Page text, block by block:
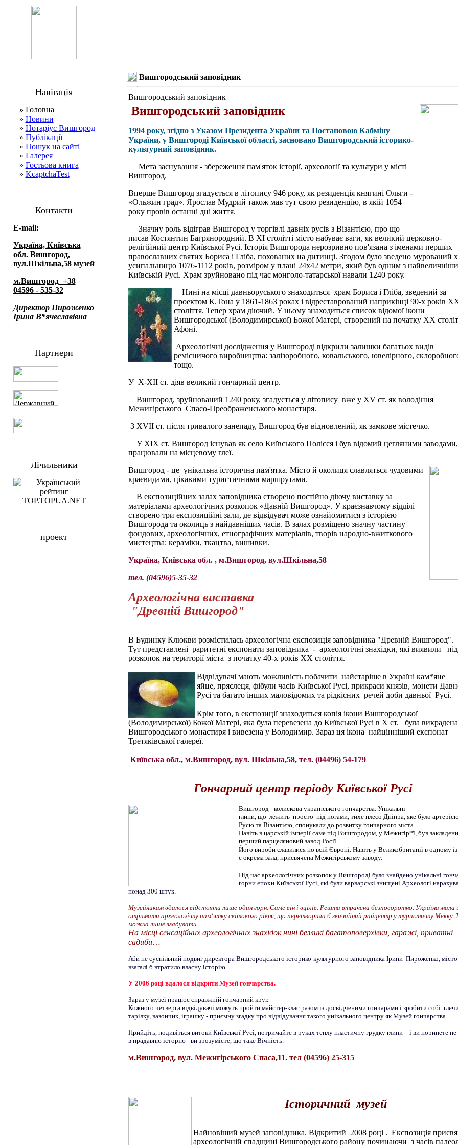
Навігація
» Головна
» Новини
» Нотаріус Вишгород
» Публікації
» Пошук на сайті
» Галерея
» Гостьова книга
» KcaptchaTest
Контакти
E-mail:
Україна, Київська
обл. Вишгород,
вул.Шкільна,58 музей
м.Вишгород +38
04596 - 535-32
Директор Пироженко
Ірина В*ячеславівна
Партнери
Лічильники
проект
Вишгородський заповідник
Вишгородський заповідник
Вишгородський заповідник
1994 року, згідно з Указом Президента України та Постановою Кабміну
України, у Вишгороді Київської області, засновано Вишгородський історико-
культурний заповідник.
Мета заснування - збереження пам'яток історії, археології та культури у місті
Вишгород.
Вперше Вишгород згадується в літопису 946 року, як резиденція княгині Ольги -
«Ольжин град». Ярослав Мудрий також мав тут свою резиденцію, в якій 1054
року провів останні дні життя.
Значну роль відіграв Вишгород у торгівлі давніх русів з Візантією, про що
писав Костянтин Багрянородний. В ХI столітті місто набуває ваги, як великий церковно-
релігійний центр Київської Русі. Історія Вишгорода нерозривно пов'язана з іменами перших
православних святих Бориса і Гліба, похованих на дитинці. Згодом було зведено мурований
усипальницю 1076-1112 років, розміром у плані 24x42 метри, який був одним з
Київській Русі. Храм зруйновано під час монголо-татарської навали 1240 року.
Нині на місці давньоруського знаходиться храм Бориса і Гліба, зведений за
проектом К.Тона у 1861-1863 роках і відреставрований наприкінці 90-х років
століття. Тепер храм діючий. У ньому знаходиться список відомої ікони
Вишгородської (Володимирської) Божої Матері, створений на початку ХХ
Афоні.
Археологічні дослідження у Вишгороді відкрили залишки багатьох видів
ремісничого виробництва: залізоробного, ковальського, ювелірного,
тощо.
У Х-ХII ст. діяв великий гончарний центр.
Вишгород, зруйнований 1240 року, згадується у літопису вже у ХV ст. як володіння
Межигірського Спасо-Преображенського монастиря.
З ХVII ст. після тривалого занепаду, Вишгород був відновлений, як замкове містечко.
У ХIХ ст. Вишгород існував як село Київського Полісся і був відомий цегляними
працювали на місцевому глеї.
Вишгород - це унікальна історична пам'ятка. Місто й околиця славляться чудовими
краєвидами, цікавими туристичними маршрутами.
В експозиційних залах заповідника створено постійно діючу виставку за
матеріалами археологічних розкопок «Давній Вишгород». У краєзнавчому відділі
створено три експозиційні зали, де відвідувач може ознайомитися з історією
Вишгорода та околиць з найдавніших часів. В залах розміщено значну частину
фондових, археологічних, етнографічних матеріалів, творів народно-вжиткового
мистецтва: кераміки, ткацтва, вишивки.
Україна, Київська обл. , м.Вишгород, вул.Шкільна,58
тел. (04596)5-35-32
Археологічна виставка
"Древній Вишгород"
В Будинку Клюкви розмістилась археологічна експозиція заповідника "Древній Вишгород".
Тут представлені раритетні експонати заповідника - археологічні знахідки, які виявили
розкопок на території міста з початку 40-х років ХХ століття.
Відвідувачі мають можливість побачити найстаріше в Україні кам*яне
яйце, пряслеця, фібули часів Київської Русі, прикраси князів, монети
Русі та багато інших маловідомих та рідкісних речей доби давньої Русі.
Крім того, в експозиції знаходиться копія ікони Вишгородської
(Володимирської) Божої Матері, яка була перевезена до Київської Русі в Х ст. була викрадена
Вишгородського монастиря і вивезена у Володимир. Зараз ця ікона найцінніший експонат
Третяківської галереї.
Київська обл., м.Вишгород, вул. Шкільна,58, тел. (04496) 54-179
Гончарний центр періоду Київської Русі
Вишгород - колискова українського гончарства. Унікальні
глини, що лежить просто під ногами, тихе плесо Дніпра, яке було
Русю та Візантією, спонукали до розвитку гончарного міста.
Навіть в царській імперії саме під Вишгородом, у Межигір*ї, був
перший парцеляновий завод Росії.
Його вироби славилися по всій Європі. Навіть у Великобританії в одному із
є окрема зала, присвячена Межигірському заводу.
Під час археологічних розкопок у Вишгороді було знайдено унікальні
горни епохи Київської Русі, які були варварські знищені.Археологі
понад 300 штук.
Музейникам вдалося відстояти лише один горн. Саме він і вцілів. Решта втрачена безповоротно. Україна мала
отримати археологічну пам‘ятку світового рівня, що перетворила б звичайний райцентр у туристичну Мекку.
можна лише згадувати...
На місці сенсаційних археологічних знахідок нині безликі багатоповерхівки, гаражі, приватні
садиби…
Аби не суспільний подвиг директора Вишгородського історико-культурного заповідника Ірини Пироженко, місто
взагалі б втратило власну історію.
У 2006 році вдалося відкрити Музей гончарства.
Зараз у музеї працює справжній гончарний круг.
Кожного четверга відвідувачі можуть пройти майстер-клас разом із досвідченими гончарами і зробити собі
тарілку, вазончик, іграшку - приємну згадку про відвідування такого унікального центру як Музей гончарства.
Прийдіть, подивіться витоки Київської Русі, потримайте в руках теплу пластичну грудку глини - і ви поринете не
в прадавню історію - ви зрозумієте, що таке Вічність.
м.Вишгород, вул. Межигірського Спаса,11. тел (04596) 25-315
Історичний музей
Найновіший музей заповідника. Відкритий 2008 році . Експозиція
археологічній спадщині Вишгородського району починаючи з часів